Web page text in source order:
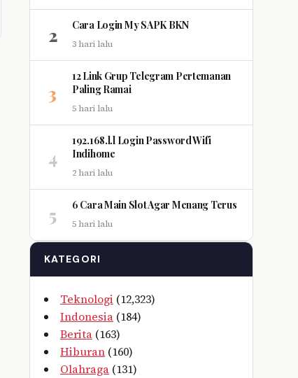
2 Cara Login My SAPK BKN
3 hari lalu
3
12 Link Grup Telegram Pertemanan
Paling Ramai
5 hari lalu
4
192.168.l.l Login Password Wifi
Indihome
2 hari lalu
5 6 Cara Main Slot Agar Menang Terus
5 hari lalu
KATEGORI
Teknologi (12,323)
Indonesia (184)
Berita (163)
Hiburan (160)
Olahraga (131)